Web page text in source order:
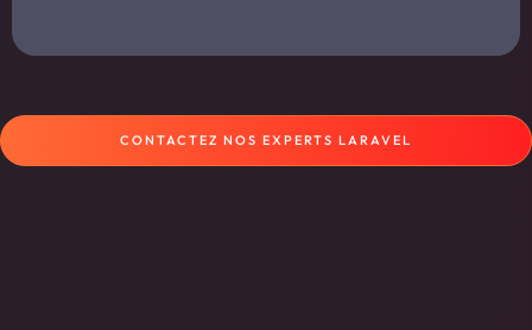
CONTACTEZ NOS EXPERTS LARAVEL